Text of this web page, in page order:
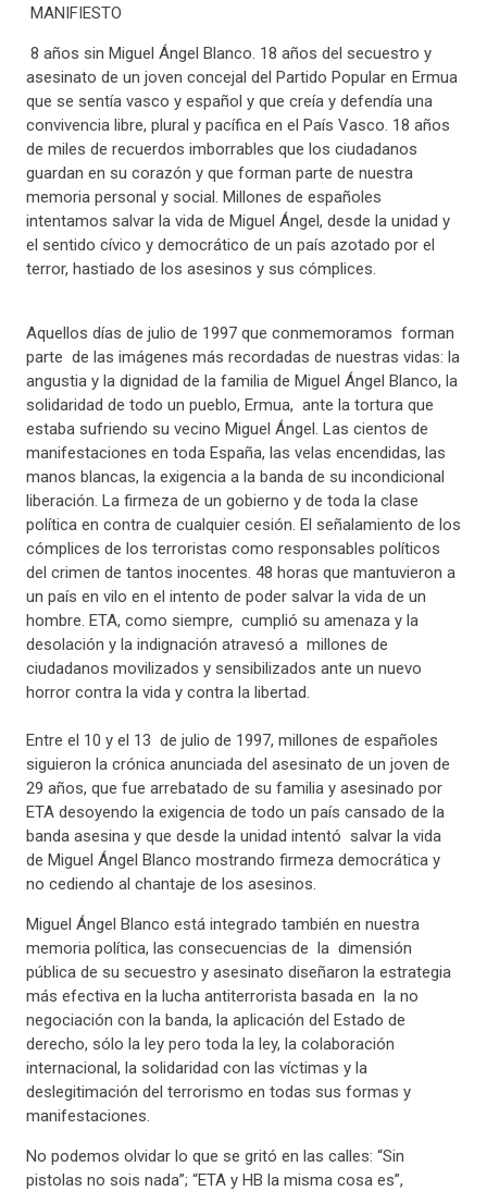
MANIFIESTO
8 años sin Miguel Ángel Blanco. 18 años del secuestro y
asesinato de un joven concejal del Partido Popular en Ermua
que se sentía vasco y español y que creía y defendía una
convivencia libre, plural y pacífica en el País Vasco. 18 años
de miles de recuerdos imborrables que los ciudadanos
guardan en su corazón y que forman parte de nuestra
memoria personal y social. Millones de españoles
intentamos salvar la vida de Miguel Ángel, desde la unidad y
el sentido cívico y democrático de un país azotado por el
terror, hastiado de los asesinos y sus cómplices.
Aquellos días de julio de 1997 que conmemoramos forman
parte de las imágenes más recordadas de nuestras vidas: la
angustia y la dignidad de la familia de Miguel Ángel Blanco, la
solidaridad de todo un pueblo, Ermua, ante la tortura que
estaba sufriendo su vecino Miguel Ángel. Las cientos de
manifestaciones en toda España, las velas encendidas, las
manos blancas, la exigencia a la banda de su incondicional
liberación. La firmeza de un gobierno y de toda la clase
política en contra de cualquier cesión. El señalamiento de los
cómplices de los terroristas como responsables políticos
del crimen de tantos inocentes. 48 horas que mantuvieron a
un país en vilo en el intento de poder salvar la vida de un
hombre. ETA, como siempre, cumplió su amenaza y la
desolación y la indignación atravesó a millones de
ciudadanos movilizados y sensibilizados ante un nuevo
horror contra la vida y contra la libertad.
Entre el 10 y el 13 de julio de 1997, millones de españoles
siguieron la crónica anunciada del asesinato de un joven de
29 años, que fue arrebatado de su familia y asesinado por
ETA desoyendo la exigencia de todo un país cansado de la
banda asesina y que desde la unidad intentó salvar la vida
de Miguel Ángel Blanco mostrando firmeza democrática y
no cediendo al chantaje de los asesinos.
Miguel Ángel Blanco está integrado también en nuestra
memoria política, las consecuencias de la dimensión
pública de su secuestro y asesinato diseñaron la estrategia
más efectiva en la lucha antiterrorista basada en la no
negociación con la banda, la aplicación del Estado de
derecho, sólo la ley pero toda la ley, la colaboración
internacional, la solidaridad con las víctimas y la
deslegitimación del terrorismo en todas sus formas y
manifestaciones.
No podemos olvidar lo que se gritó en las calles: “Sin
pistolas no sois nada”; “ETA y HB la misma cosa es”,